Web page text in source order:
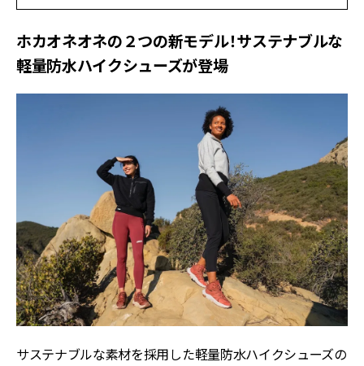
ホカオネオネの２つの新モデル！サステナブルな
軽量防水ハイクシューズが登場
サステナブルな素材を採用した軽量防水ハイクシューズの